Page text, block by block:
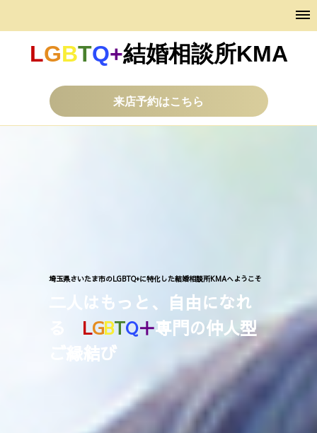
LGBTQ+結婚相談所KMA
来店予約はこちら
埼玉県さいたま市のLGBTQ+に特化した結婚相談所KMAへようこそ
二人はもっと、自由になれ
LGBTQ＋専門の仲人型
ご縁結び